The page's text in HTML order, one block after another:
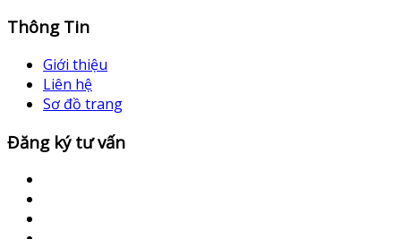
Thông Tin
Giới thiệu
Liên hệ
Sơ đồ trang
Đăng ký tư vấn